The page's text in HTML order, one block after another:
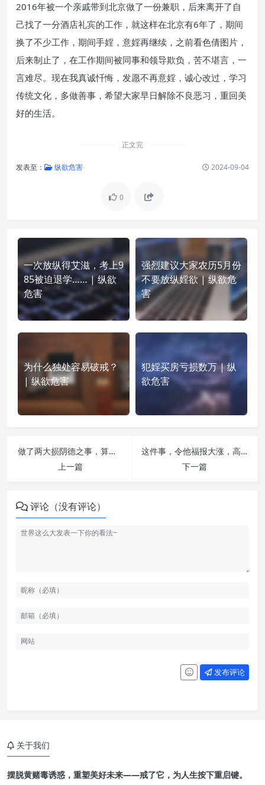
2016年被一个亲戚带到北京做了一份兼职，后来离开了自
己找了一分酒店礼宾的工作，就这样在北京有6年了，期间
换了不少工作，期间手婬，意婬再继续，之前看色倩图片，
后来制止了，在工作期间被同事和领导欺负，苦不堪言，一
言难尽。现在我真诚忏悔，发愿不再意婬，诚心改过，学习
传统文化，多做善事，希望大家早日解除不良恶习，重回美
好的生活。
正文完
发表至： 纵欲危害 2024-09-04
0
一次放纵得艾滋，考上9
85被迫退学…… | 纵欲
危害
强烈建议大家农历5月份
不要放纵婬欲 | 纵欲危
害
为什么独处容易破戒？
| 纵欲危害
犯婬买房亏损数万 | 纵
欲危害
做了两大损阴德之事，算命先生再次看到我大吃一惊：你的面相怎么变得差了这么多？ | 纵欲危害
上一篇
这件事，令他福报大涨，高人说他贱相变为贵相，将来定会大富大贵 | 纵欲危害
下一篇
评论（没有评论）
发布评论
关于我们
摆脱黄赌毒诱惑，重塑美好未来——戒了它，为人生按下重启键。